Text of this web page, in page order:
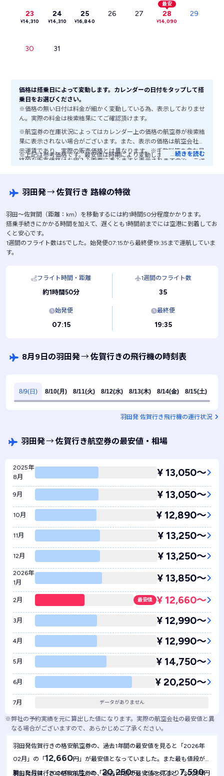
23
¥14,310
24
¥14,310
25
¥16,840
26 27
最安
28
¥14,090
29
30 31
価格は搭乗日によって変動します。カレンダーの日付をタップして搭
乗日をお選びください。
※価格の無い日付は料金が細かく変動している為、表示しておりませ
ん。実際の料金は検索結果にてご確認頂けます。
※航空券の在庫状況によってはカレンダー上の価格の航空券が検索結
果に表示されない場合がございます。また、表示の価格は航空会社公
示運賃であり、実際の販売価格とは異なります。※手数料等を含む最
終的な販売価格はお申込み画面に進みますと表示されますので、ご注
※上記は参考価格です。最安値は時期により変動します。
…続きを読む
羽田発→佐賀行き 路線の特徴
羽田〜佐賀間（距離：km）を移動するには約1時間50分程度かかります。
搭乗手続きにかかる時間を加えて、遅くとも1時間前までには空港に到着してお
くと安心です。
1週間のフライト数は5でした。始発便07:15から最終便19:35まで運航していま
す。
フライト時間・距離
約1時間50分
1週間のフライト数
35
始発便
07:15
最終便
19:35
8月9日の羽田発→佐賀行きの飛行機の時刻表
8/9(日) 8/10(月) 8/11(火) 8/12(水) 8/13(木) 8/14(金) 8/15(土)
羽田発 佐賀行き飛行機の運行状況
羽田発→佐賀行き航空券の最安値・相場
2025年
8月
¥ 13,050〜
9月 ¥ 13,050〜
10月 ¥ 12,890〜
11月 ¥ 13,250〜
12月 ¥ 13,250〜
2026年
1月
¥ 13,850〜
2月 最安値 ¥ 12,660〜
3月 ¥ 12,990〜
4月 ¥ 12,990〜
5月 ¥ 14,750〜
6月 ¥ 20,250〜
7月 データがありません
※弊社の予約実績を元に算出した値になります。実際の航空会社の最安値と異
なる場合がございますので、あらかじめご了承ください。
羽田発佐賀行きの格安航空券の、過去1年間の最安値を見ると「2026年
02月」の「 12,660円」が最安値となっていました。また最も値段が高
騰した月は「2026年06月」の「 20,250円」となっており 7,590円
羽田発佐賀行きの格安航空券の、過去1年間の最安値を見ると「2026年